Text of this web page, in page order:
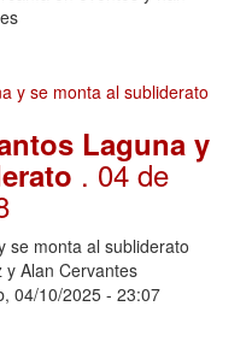
Laguna y
. 04 de
se monta al subliderato
Alan Cervantes
04/10/2025 - 23:07